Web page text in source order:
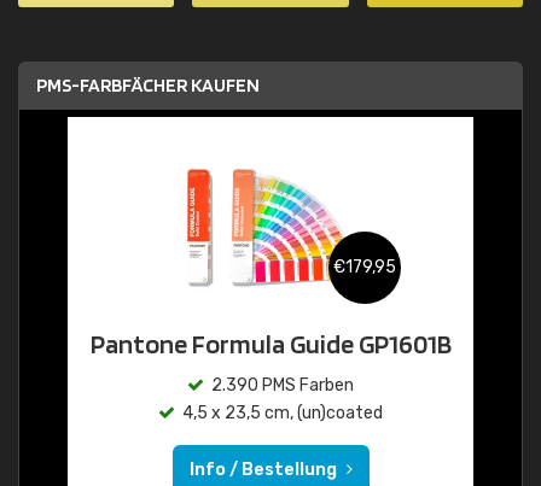
PMS-FARBFÄCHER KAUFEN
€179,95
Pantone Formula Guide GP1601B
2.390 PMS Farben
4,5 x 23,5 cm, (un)coated
Info / Bestellung